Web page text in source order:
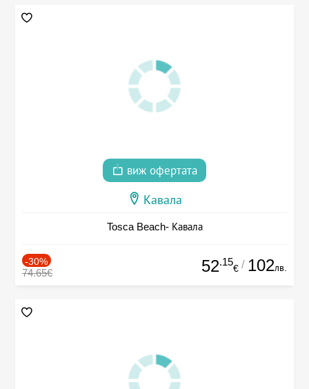
виж офертата
Кавала
Tosca Beach- Кавала
-30%
74.65€ 52.15
€ / 102лв.